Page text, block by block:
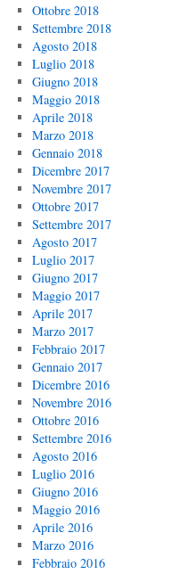
Ottobre 2018
Settembre 2018
Agosto 2018
Luglio 2018
Giugno 2018
Maggio 2018
Aprile 2018
Marzo 2018
Gennaio 2018
Dicembre 2017
Novembre 2017
Ottobre 2017
Settembre 2017
Agosto 2017
Luglio 2017
Giugno 2017
Maggio 2017
Aprile 2017
Marzo 2017
Febbraio 2017
Gennaio 2017
Dicembre 2016
Novembre 2016
Ottobre 2016
Settembre 2016
Agosto 2016
Luglio 2016
Giugno 2016
Maggio 2016
Aprile 2016
Marzo 2016
Febbraio 2016